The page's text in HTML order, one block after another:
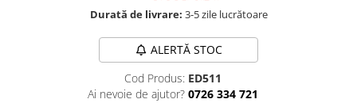
Relații de cuplu
Durată de livrare: 3-5 zile lucrătoare
ALERTĂ STOC
Cod Produs: ED511
Ai nevoie de ajutor? 0726 334 721